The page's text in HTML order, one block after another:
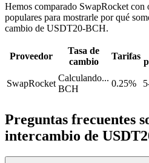
Hemos comparado SwapRocket con
populares para mostrarle por qué
cambio de USDT20-BCH.
Proveedor
Tasa de
cambio
Tarifas
SwapRocket
Calculando...
BCH
0.25%
Preguntas frecuentes
intercambio de